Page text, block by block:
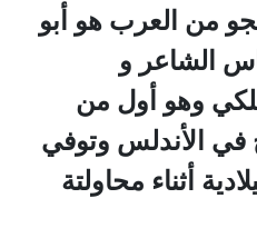
من العرب هو أبو
الشاعر و
وهو أول من
في الأندلس وتوفي
عام 887 ميلادية أثناء محاولتة